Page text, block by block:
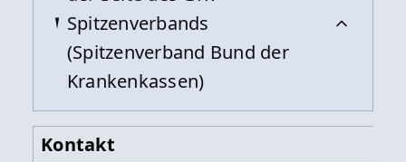
Spitzenverbands
(Spitzenverband Bund der
Krankenkassen)
Kontakt